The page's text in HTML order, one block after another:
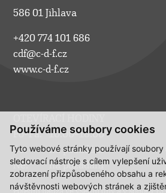
Používáme soubory cookies
Tyto webové stránky používají soubory
sledovací nástroje s cílem vylepšení
zobrazení přizpůsobeného obsahu a
návštěvnosti webových stránek a
586 01 Jihlava
+420 774 101 686
cdf@c-d-f.cz
www.c-d-f.cz
Po–Pá:
10.00–18.00
So:
na požádání
Ne:
na požádání
Polední pauza ve všední dny a v sobotu